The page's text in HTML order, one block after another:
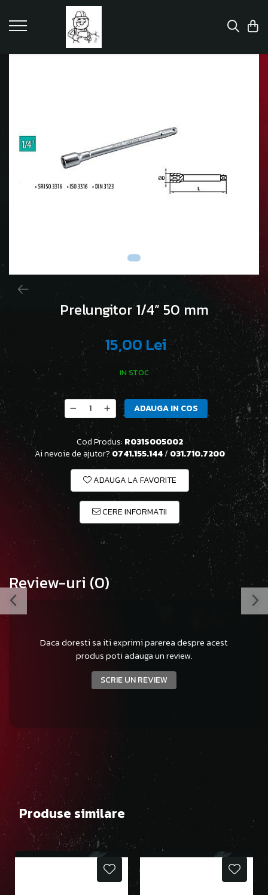
Prelungitor 1/4” 50 mm
15,00 Lei
IN STOC
ADAUGA IN COS
Cod Produs: R031S005002
Ai nevoie de ajutor?0741.155.144/ 031.710.7200
ADAUGA LA FAVORITE
CERE INFORMATII
Review-uri (0)
Daca doresti sa iti exprimi parerea despre acest
produs poti adauga un review.
SCRIE UN REVIEW
Produse similare